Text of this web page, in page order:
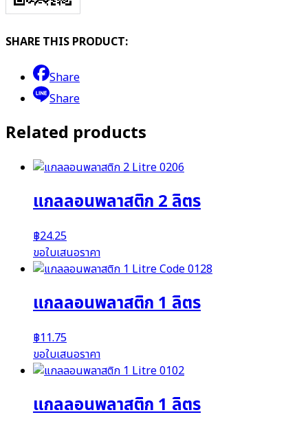
SHARE THIS PRODUCT:
Share
Share
Related products
แกลลอนพลาสติก 2 ลิตร
฿24.25
ขอใบเสนอราคา
แกลลอนพลาสติก 1 ลิตร
฿11.75
ขอใบเสนอราคา
แกลลอนพลาสติก 1 ลิตร